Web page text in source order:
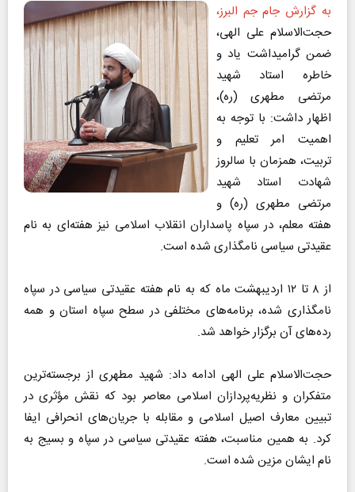
به گزارش جام جم البرز،
حجت‌الاسلام علی الهی،
ضمن گرامیداشت یاد و
خاطره استاد شهید
مرتضی مطهری (ره)،
اظهار داشت: با توجه به
اهمیت امر تعلیم و
تربیت، همزمان با سالروز
شهادت استاد شهید
مرتضی مطهری (ره) و
هفته معلم، در سپاه پاسداران انقلاب اسلامی نیز هفته‌ای به نام
عقیدتی سیاسی نامگذاری شده است.
از ۸ تا ۱۲ اردیبهشت ماه که به نام هفته عقیدتی سیاسی در سپاه
نامگذاری شده، برنامه‌های مختلفی در سطح سپاه استان و همه
رده‌های آن برگزار خواهد شد.
حجت‌الاسلام علی الهی ادامه داد: شهید مطهری از برجسته‌ترین
متفکران و نظریه‌پردازان اسلامی معاصر بود که نقش مؤثری در
تبیین معارف اصیل اسلامی و مقابله با جریان‌های انحرافی ایفا
کرد. به همین مناسبت، هفته عقیدتی سیاسی در سپاه و بسیج به
نام ایشان مزین شده است.